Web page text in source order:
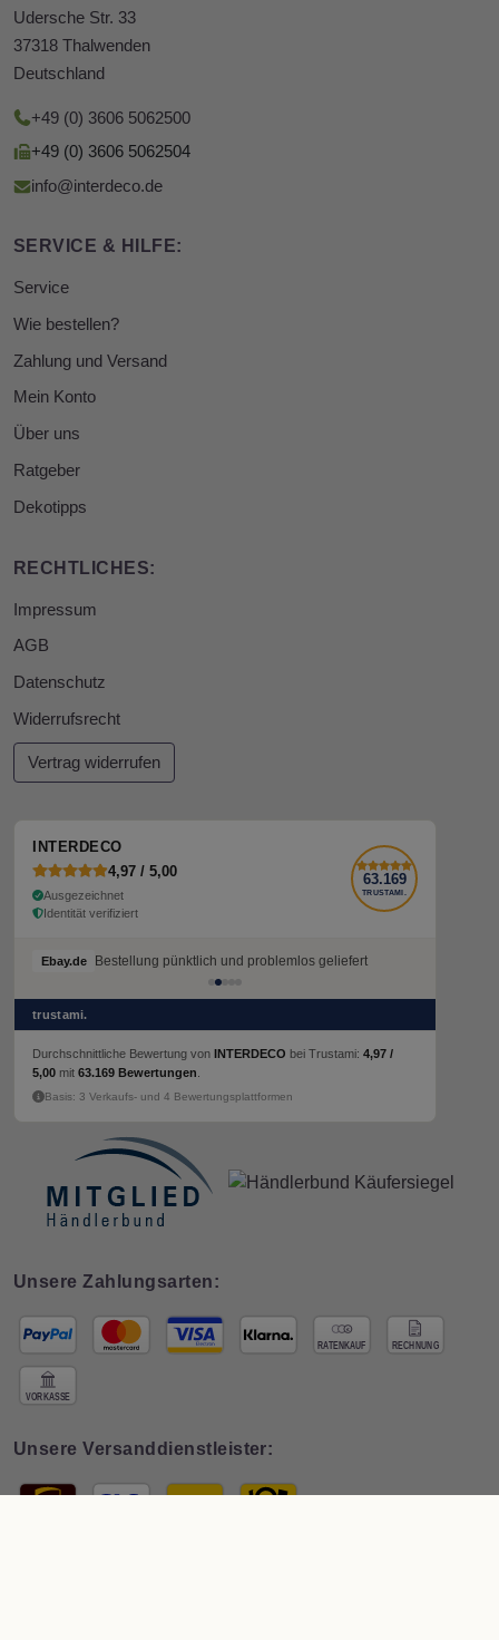
Udersche Str. 33
37318 Thalwenden
Deutschland
+49 (0) 3606 5062500
+49 (0) 3606 5062504
info@interdeco.de
SERVICE & HILFE:
Service
Wie bestellen?
Zahlung und Versand
Mein Konto
Über uns
Ratgeber
Dekotipps
RECHTLICHES:
Impressum
AGB
Datenschutz
Widerrufsrecht
Vertrag widerrufen
INTERDECO
4,97 / 5,00
Ausgezeichnet
Identität verifiziert
63.169
TRUSTAMI.
Ebay.de Bestellung pünktlich und problemlos geliefert
trustami.
Durchschnittliche Bewertung von INTERDECO bei Trustami: 4,97 /
5,00 mit 63.169 Bewertungen
Basis: 3 Verkaufs- und 4 Bewertungsplattformen
Unsere Zahlungsarten:
Unsere Versanddienstleister: